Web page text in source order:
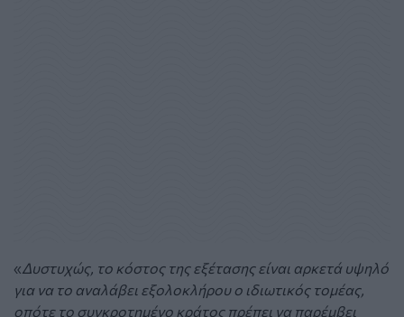
«Δυστυχώς, το κόστος της εξέτασης είναι αρκετά υψηλό
για να το αναλάβει εξολοκλήρου ο ιδιωτικός τομέας,
οπότε το συγκροτημένο κράτος πρέπει να παρέμβει